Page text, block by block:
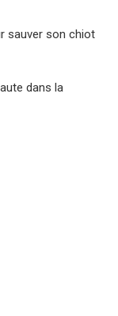
sauver son chiot
dans la